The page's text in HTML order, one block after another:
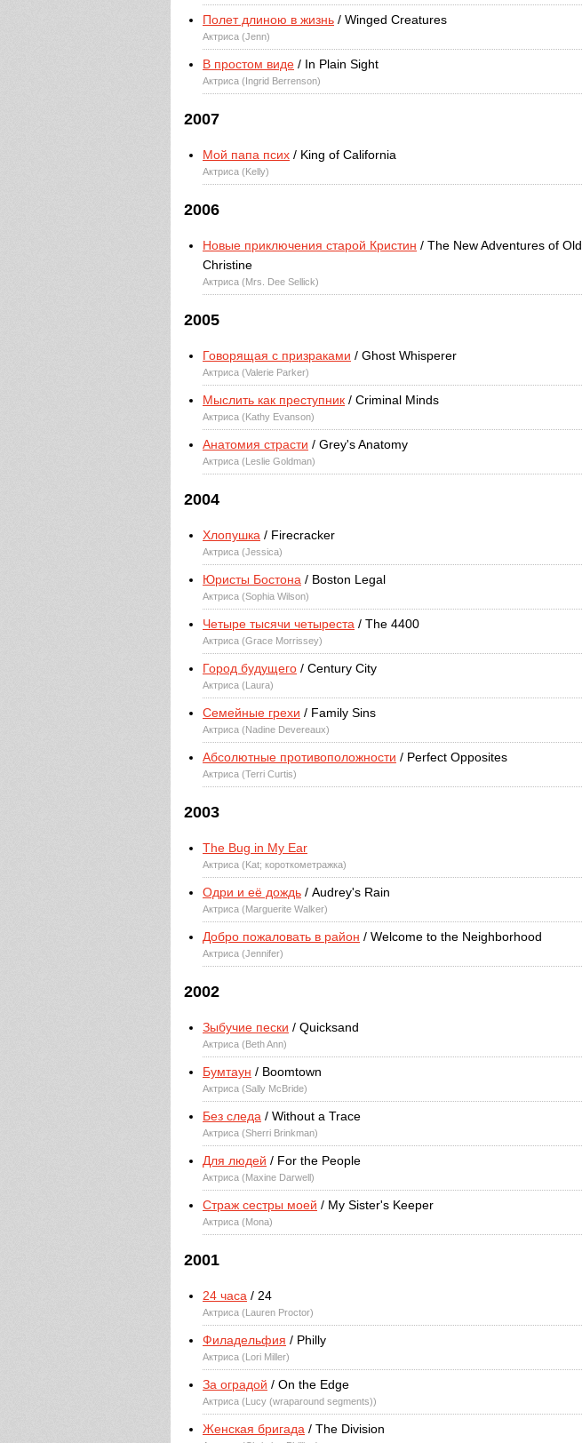
Полет длиною в жизнь / Winged Creatures
Актриса (Jenn)
В простом виде / In Plain Sight
Актриса (Ingrid Berrenson)
2007
Мой папа псих / King of California
Актриса (Kelly)
2006
Новые приключения старой Кристин / The New Adventures of Old
Christine
Актриса (Mrs. Dee Sellick)
2005
Говорящая с призраками / Ghost Whisperer
Актриса (Valerie Parker)
Мыслить как преступник / Criminal Minds
Актриса (Kathy Evanson)
Анатомия страсти / Grey's Anatomy
Актриса (Leslie Goldman)
2004
Хлопушка / Firecracker
Актриса (Jessica)
Юристы Бостона / Boston Legal
Актриса (Sophia Wilson)
Четыре тысячи четыреста / The 4400
Актриса (Grace Morrissey)
Город будущего / Century City
Актриса (Laura)
Семейные грехи / Family Sins
Актриса (Nadine Devereaux)
Абсолютные противоположности / Perfect Opposites
Актриса (Terri Curtis)
2003
The Bug in My Ear
Актриса (Kat; короткометражка)
Одри и её дождь / Audrey's Rain
Актриса (Marguerite Walker)
Добро пожаловать в район / Welcome to the Neighborhood
Актриса (Jennifer)
2002
Зыбучие пески / Quicksand
Актриса (Beth Ann)
Бумтаун / Boomtown
Актриса (Sally McBride)
Без следа / Without a Trace
Актриса (Sherri Brinkman)
Для людей / For the People
Актриса (Maxine Darwell)
Страж сестры моей / My Sister's Keeper
Актриса (Mona)
2001
24 часа / 24
Актриса (Lauren Proctor)
Филадельфия / Philly
Актриса (Lori Miller)
За оградой / On the Edge
Актриса (Lucy (wraparound segments))
Женская бригада / The Division